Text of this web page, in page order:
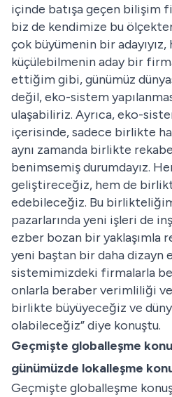
içinde batışa geçen bilişim
biz de kendimize bu
çok büyümenin bir
küçülebilmenin aday bir
ettiğim gibi, günümüz
değil, eko-sistem
ulaşabiliriz. Ayrıca, eko-
içerisinde, sadece birlikte
aynı zamanda birlikte
benimsemiş durumdayız.
geliştireceğiz, hem de
edebileceğiz. Bu
pazarlarında yeni işleri de
ezber bozan bir yaklaşımla
yeni baştan bir daha dizayn
sistemimizdeki firmalarla
onlarla beraber verimliliği
birlikte büyüyeceğiz ve
olabileceğiz” diye konuştu.
Geçmişte globalleşme
günümüzde lokalleşme
Geçmişte globalleşme